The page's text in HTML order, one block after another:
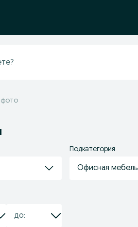
фото
Подкатегория
Офисная мебель